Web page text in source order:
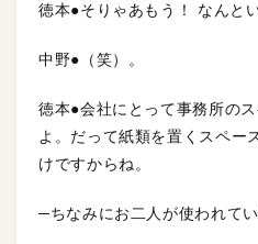
徳本●そりゃあもう！ なんと
中野●（笑）。
徳本●会社にとって事務所の
よ。だって紙類を置くスペー
けですからね。
─ちなみにお二人が使われて